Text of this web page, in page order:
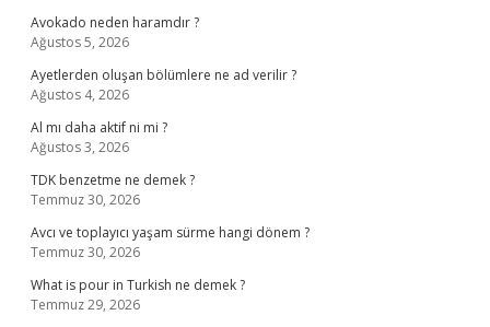
Avokado neden haramdır ?
Ağustos 5, 2026
Ayetlerden oluşan bölümlere ne ad verilir ?
Ağustos 4, 2026
Al mı daha aktif ni mi ?
Ağustos 3, 2026
TDK benzetme ne demek ?
Temmuz 30, 2026
Avcı ve toplayıcı yaşam sürme hangi dönem ?
Temmuz 30, 2026
What is pour in Turkish ne demek ?
Temmuz 29, 2026